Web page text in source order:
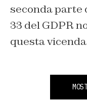
seconda parte
33 del GDPR
questa